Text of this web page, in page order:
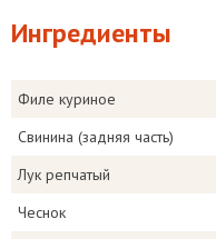
Ингредиенты
Филе куриное
Свинина (задняя часть)
Лук репчатый
Чеснок